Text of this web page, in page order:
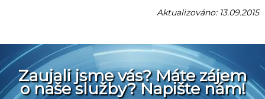
Aktualizováno: 13.09.2015
Zaujali jsme vás? Máte zájem
o naše služby? Napište nám!